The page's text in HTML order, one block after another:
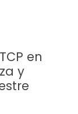
en
y